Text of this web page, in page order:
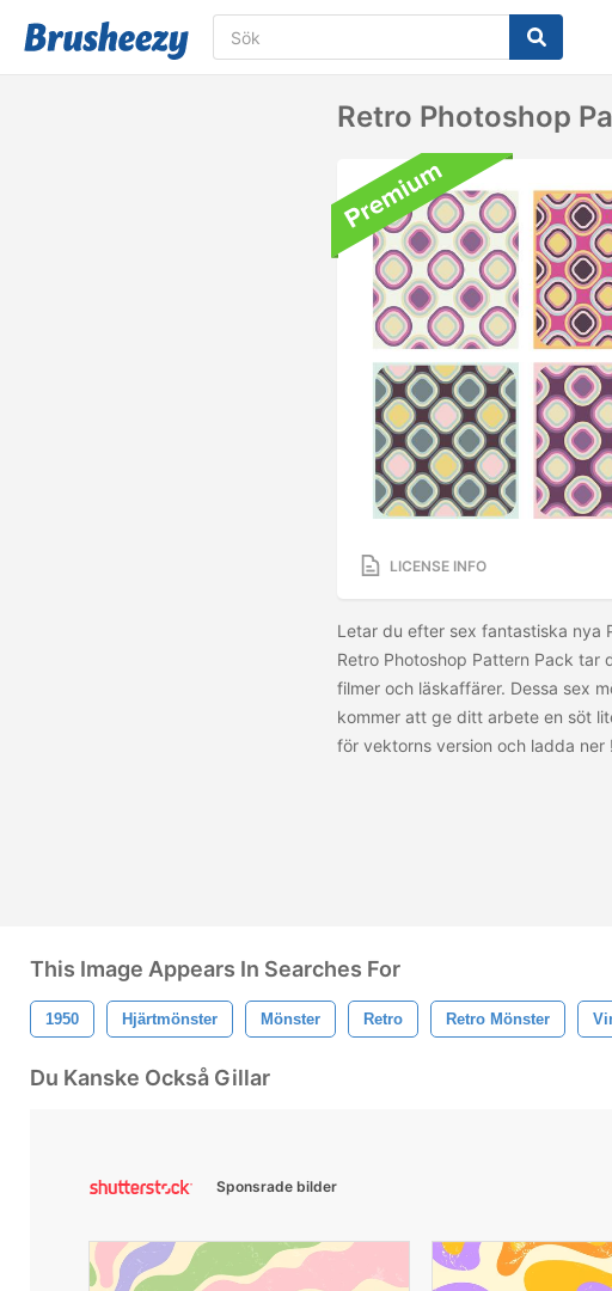
Retro Photoshop
LICENSE INFO
Letar du efter sex fantastiska nya
Retro Photoshop Pattern Pack tar
filmer och läskaffärer. Dessa sex
kommer att ge ditt arbete en söt
för vektorns version och ladda ner !
This Image Appears In Searches For
1950 Hjärtmönster Mönster Retro Retro Mönster
Du Kanske Också Gillar
Sponsrade bilder